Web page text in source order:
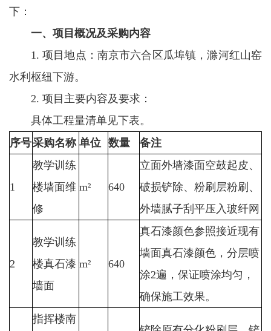
下：
一、项目概况及采购内容
1. 项目地点：南京市六合区瓜埠镇，滁河红山窑
水利枢纽下游。
2. 项目主要内容及要求：
具体工程量清单见下表。
序号采购名称 单位 数量 备注
1
教学训练
楼墙面维
修
m² 640
立面外墙漆面空鼓起皮、
破损铲除、粉刷层粉刷、
外墙腻子刮平压入玻纤网
2
教学训练
楼真石漆
墙面
m² 640
真石漆颜色参照接近现有
墙面真石漆颜色，分层喷
涂2遍，保证喷涂均匀，
确保施工效果。
指挥楼南